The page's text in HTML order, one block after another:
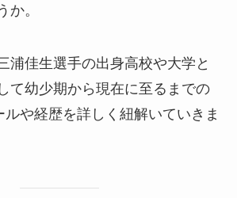
か。
浦佳生選手の出身高校や大学と
て幼少期から現在に至るまでの
や経歴を詳しく紐解いていきま